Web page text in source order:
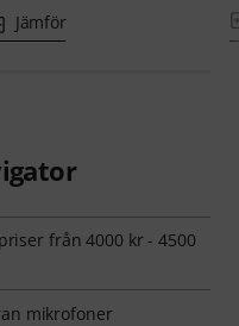
Jämför
från 4000 kr - 4500
mikrofoner